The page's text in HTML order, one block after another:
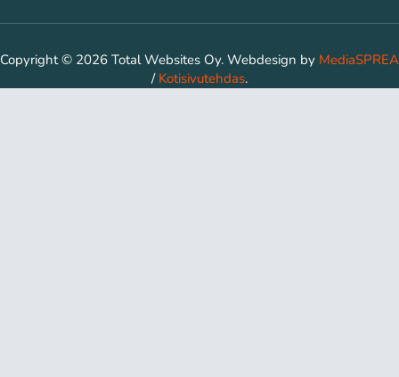
Copyright © 2026 Total Websites Oy. Webdesign by MediaSPREA
/ Kotisivutehdas.